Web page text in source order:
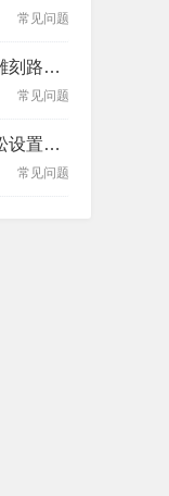
常见问题
如何快速生成假百叶雕刻路径？精雕软件全流程教学
常见问题
如何使用精雕软件轻松设置斜坡面雕刻路径？
常见问题